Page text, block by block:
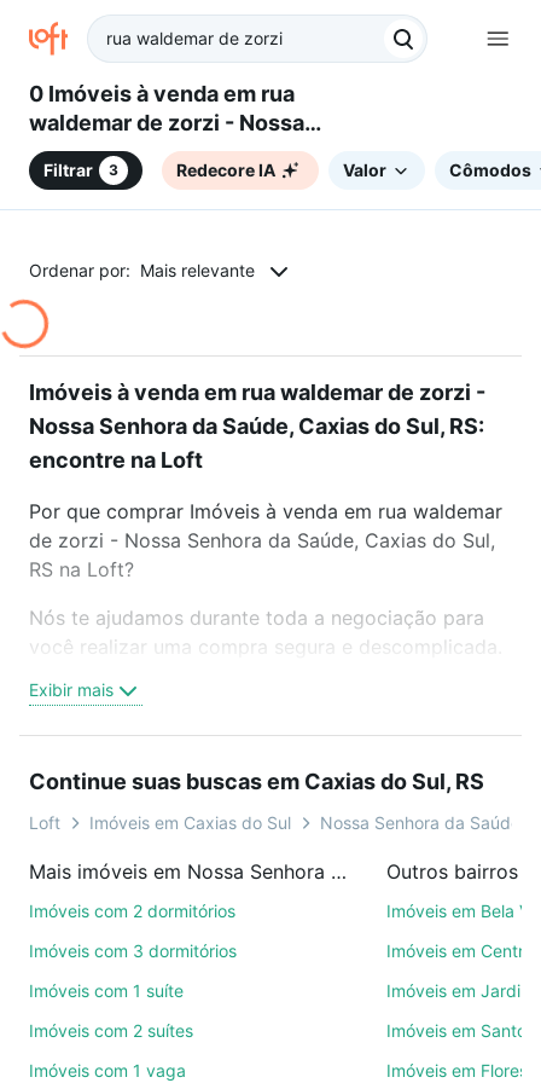
0 Imóveis à venda em rua
waldemar de zorzi - Nossa
Senhora da Saúde, Caxias do
Sul, RS
Filtrar 3 Redecore IA Valor Cômodos
Ordenar por: Mais relevante
Imóveis à venda em rua waldemar de zorzi -
Nossa Senhora da Saúde, Caxias do Sul, RS:
encontre na Loft
Por que comprar Imóveis à venda em rua waldemar
de zorzi - Nossa Senhora da Saúde, Caxias do Sul,
RS na Loft?
Nós te ajudamos durante toda a negociação para
você realizar uma compra segura e descomplicada.
trabalho e do metrô, aqui você vai encontrar a
oferta ideal de Imóveis à venda em rua waldemar de
para conquistar seu sonho. Agende uma visita
presencial ou por videochamada, é grátis, sem
mil corretores e imobiliárias te ajudando na compra,
venda ou troca de imóveis.
Como escolher um imóvel?
Use barra de busca no topo para pesquisar por
ruas, bairros e até condomínios favoritos. Você
também pode usar os filtros como quantidade de
Exibir mais
Continue suas buscas em Caxias do Sul, RS
Loft Imóveis em Caxias do Sul Nossa Senhora da Saúde
Mais imóveis em Nossa Senhora da Saúde
Imóveis com 2 dormitórios
Imóveis com 3 dormitórios
Imóveis com 1 suíte
Imóveis com 2 suítes
Imóveis com 1 vaga
Imóveis em Bela
Imóveis em Centro
Imóveis em Jardim
Imóveis em Santo
Imóveis em